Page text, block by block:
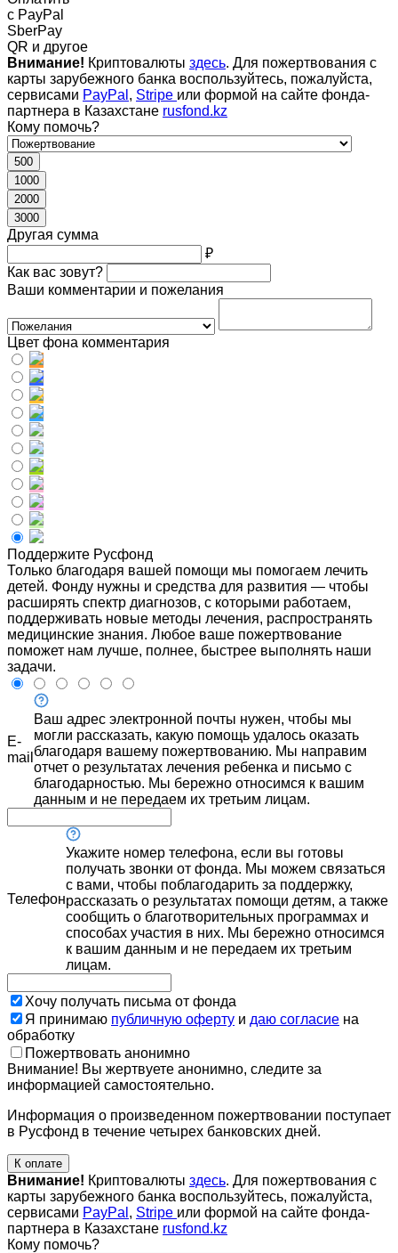
c PayPal
SberPay
QR и другое
Внимание! Криптовалюты здесь. Для пожертвования с
карты зарубежного банка воспользуйтесь, пожалуйста,
сервисами PayPal , Stripe или формой на сайте фонда-
партнера в Казахстане rusfond.kz
Кому помочь?
500
1000
2000
3000
Другая сумма
₽
Как вас зовут?
Ваши комментарии и пожелания
Цвет фона комментария
Поддержите Русфонд
Только благодаря вашей помощи мы помогаем лечить
детей. Фонду нужны и средства для развития — чтобы
расширять спектр диагнозов, с которыми работаем,
поддерживать новые методы лечения, распространять
медицинские знания. Любое ваше пожертвование
поможет нам лучше, полнее, быстрее выполнять наши
задачи.
E-
mail
Ваш адрес электронной почты нужен, чтобы мы
могли рассказать, какую помощь удалось оказать
благодаря вашему пожертвованию. Мы направим
отчет о результатах лечения ребенка и письмо с
благодарностью. Мы бережно относимся к вашим
данным и не передаем их третьим лицам.
Телефон
Укажите номер телефона, если вы готовы
получать звонки от фонда. Мы можем связаться
с вами, чтобы поблагодарить за поддержку,
рассказать о результатах помощи детям, а также
сообщить о благотворительных программах и
способах участия в них. Мы бережно относимся
к вашим данным и не передаем их третьим
лицам.
Хочу получать письма от фонда
Я принимаю публичную оферту и даю согласие на
обработку
Пожертвовать анонимно
Внимание! Вы жертвуете анонимно, следите за
информацией самостоятельно.
Информация о произведенном пожертвовании поступает
в Русфонд в течение четырех банковских дней.
К оплате
Внимание! Криптовалюты здесь. Для пожертвования с
карты зарубежного банка воспользуйтесь, пожалуйста,
сервисами PayPal , Stripe или формой на сайте фонда-
партнера в Казахстане rusfond.kz
Кому помочь?